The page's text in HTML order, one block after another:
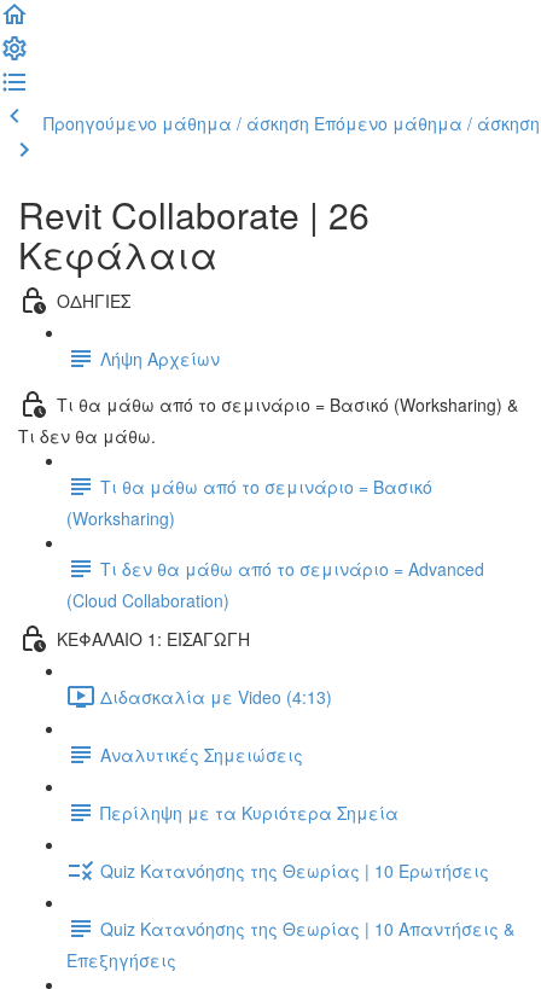
Προηγούμενο μάθημα / άσκηση Επόμενο μάθημα / άσκηση
Revit Collaborate | 26
Κεφάλαια
ΟΔΗΓΙΕΣ
Λήψη Αρχείων
Τι θα μάθω από το σεμινάριο = Βασικό (Worksharing) &
Τι δεν θα μάθω.
Τι θα μάθω από το σεμινάριο = Βασικό
(Worksharing)
Τι δεν θα μάθω από το σεμινάριο = Advanced
(Cloud Collaboration)
ΚΕΦΑΛΑΙΟ 1: ΕΙΣΑΓΩΓΗ
Διδασκαλία με Video (4:13)
Αναλυτικές Σημειώσεις
Περίληψη με τα Κυριότερα Σημεία
Quiz Κατανόησης της Θεωρίας | 10 Ερωτήσεις
Quiz Κατανόησης της Θεωρίας | 10 Απαντήσεις &
Επεξηγήσεις